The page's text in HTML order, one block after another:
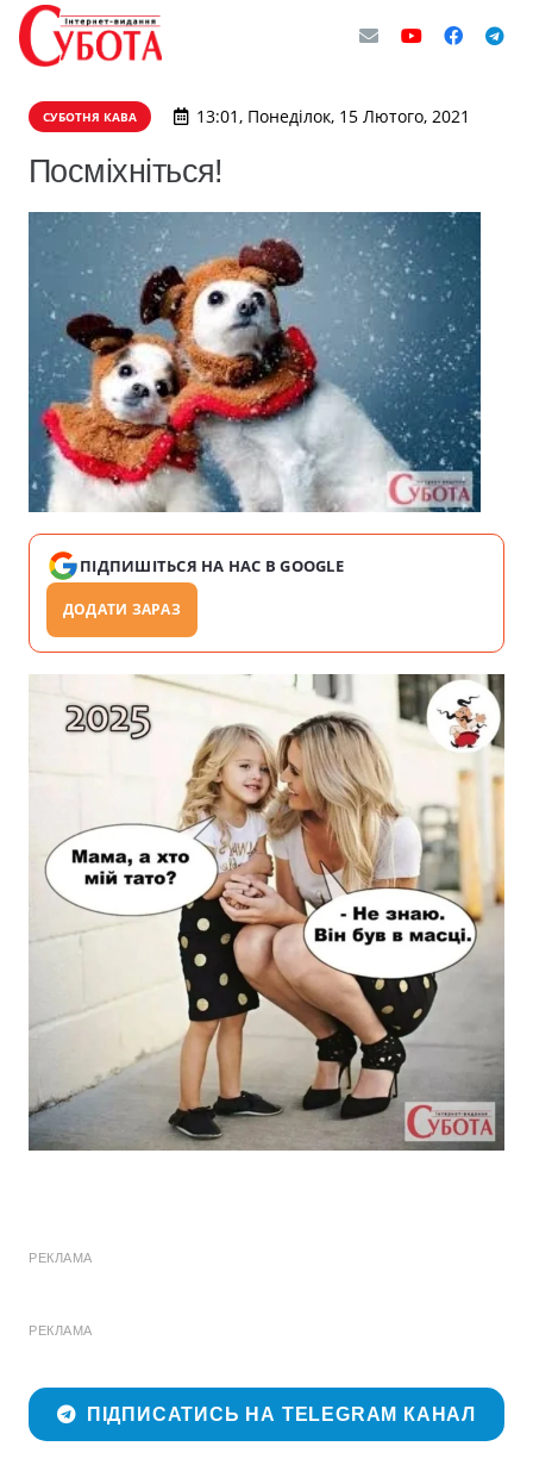
СУБОТНЯ КАВА 13:01, Понеділок, 15 Лютого, 2021
Посміхніться!
ПІДПИШІТЬСЯ НА НАС В GOOGLE
ДОДАТИ ЗАРАЗ
РЕКЛАМА
РЕКЛАМА
ПІДПИСАТИСЬ НА TELEGRAM КАНАЛ